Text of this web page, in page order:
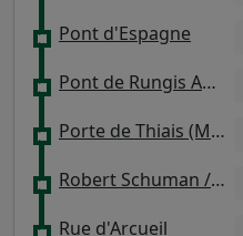
Pont d'Espagne
Pont de Rungis Aéroport d'Orly
Porte de Thiais (Marché international)
Robert Schuman / Traversière
Rue d'Arcueil